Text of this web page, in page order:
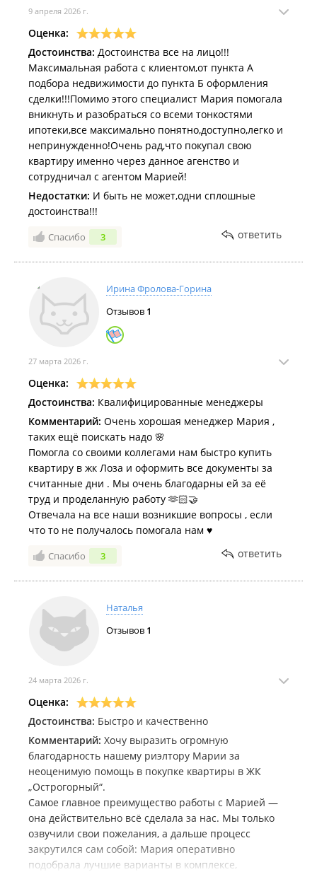
9 апреля 2026 г.
Оценка:
Достоинства: Достоинства все на лицо!!!
Максимальная работа с клиентом,от пункта А
подбора недвижимости до пункта Б оформления
сделки!!!Помимо этого специалист Мария помогала
вникнуть и разобраться со всеми тонкостями
ипотеки,все максимально понятно,доступно,легко и
непринужденно!Очень рад,что покупал свою
квартиру именно через данное агенство и
сотрудничал с агентом Марией!
Недостатки: И быть не может,одни сплошные
достоинства!!!
Спасибо 3 ответить
Ирина Фролова-Горина
Отзывов 1
27 марта 2026 г.
Оценка:
Достоинства: Квалифицированные менеджеры
Комментарий: Очень хорошая менеджер Мария ,
таких ещё поискать надо 🌸
Помогла со своими коллегами нам быстро купить
квартиру в жк Лоза и оформить все документы за
считанные дни . Мы очень благодарны ей за её
труд и проделанную работу 🫶🏻🤝
Отвечала на все наши возникшие вопросы , если
что то не получалось помогала нам ♥️
Спасибо 3 ответить
Наталья
Отзывов 1
24 марта 2026 г.
Оценка:
Достоинства: Быстро и качественно
Комментарий: Хочу выразить огромную
благодарность нашему риэлтору Марии за
неоценимую помощь в покупке квартиры в ЖК
„Острогорный“.
Самое главное преимущество работы с Марией —
она действительно всё сделала за нас. Мы только
озвучили свои пожелания, а дальше процесс
закрутился сам собой: Мария оперативно
подобрала лучшие варианты в комплексе,